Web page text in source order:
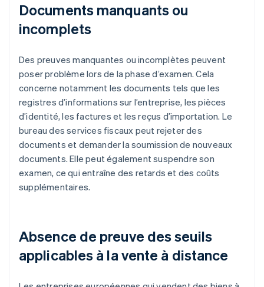
Documents manquants ou
incomplets
Des preuves manquantes ou incomplètes peuvent
poser problème lors de la phase d’examen. Cela
concerne notamment les documents tels que les
registres d’informations sur l’entreprise, les pièces
d’identité, les factures et les reçus d’importation. Le
bureau des services fiscaux peut rejeter des
documents et demander la soumission de nouveaux
documents. Elle peut également suspendre son
examen, ce qui entraîne des retards et des coûts
supplémentaires.
Absence de preuve des seuils
applicables à la vente à distance